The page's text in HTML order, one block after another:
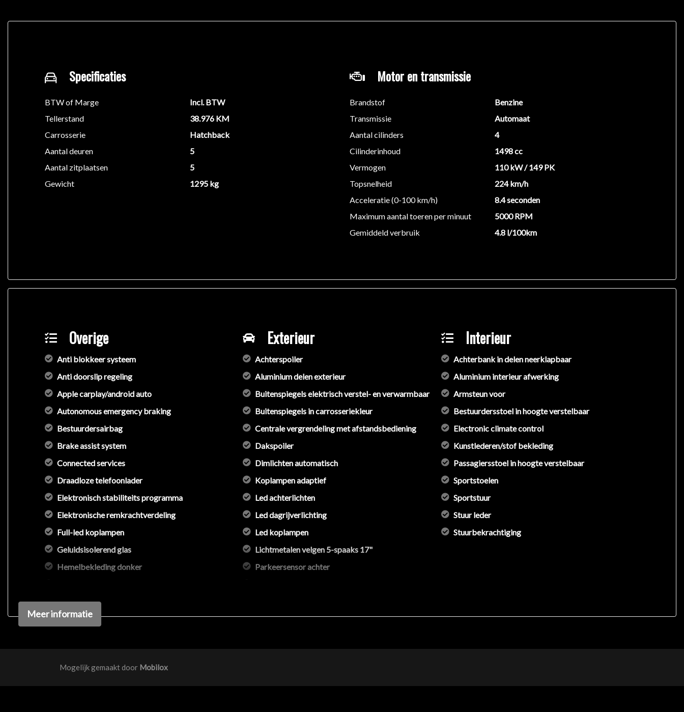
Specificaties
BTW of Marge
Incl. BTW
Tellerstand
38.976 KM
Carrosserie
Hatchback
Aantal deuren
5
Aantal zitplaatsen
5
Gewicht
1295 kg
Motor en transmissie
Brandstof
Benzine
Transmissie
Automaat
Aantal cilinders
4
Cilinderinhoud
1498 cc
Vermogen
110 kW / 149 PK
Topsnelheid
224 km/h
Acceleratie (0-100 km/h)
8.4 seconden
Maximum aantal toeren per minuut
5000 RPM
Gemiddeld verbruik
4.8 l/100km
Overige
Anti blokkeer systeem
Anti doorslip regeling
Apple carplay/android auto
Autonomous emergency braking
Bestuurdersairbag
Brake assist system
Connected services
Draadloze telefoonlader
Elektronisch stabiliteits programma
Elektronische remkrachtverdeling
Full-led koplampen
Geluidsisolerend glas
Hemelbekleding donker
Hoofd airbag(s) voor
Kleur parelmoer
Schakelpaddles
Exterieur
Achterspoiler
Aluminium delen exterieur
Buitenspiegels elektrisch verstel- en verwarmbaar
Buitenspiegels in carrosseriekleur
Centrale vergrendeling met afstandsbediening
Dakspoiler
Dimlichten automatisch
Koplampen adaptief
Led achterlichten
Led dagrijverlichting
Led koplampen
Lichtmetalen velgen 5-spaaks 17"
Parkeersensor achter
Warmtewerend glas
Interieur
Achterbank in delen neerklapbaar
Aluminium interieur afwerking
Armsteun voor
Bestuurdersstoel in hoogte verstelbaar
Electronic climate control
Kunstlederen/stof bekleding
Passagiersstoel in hoogte verstelbaar
Sportstoelen
Sportstuur
Stuur leder
Stuurbekrachtiging
Meer informatie
Mogelijk gemaakt door Mobilox